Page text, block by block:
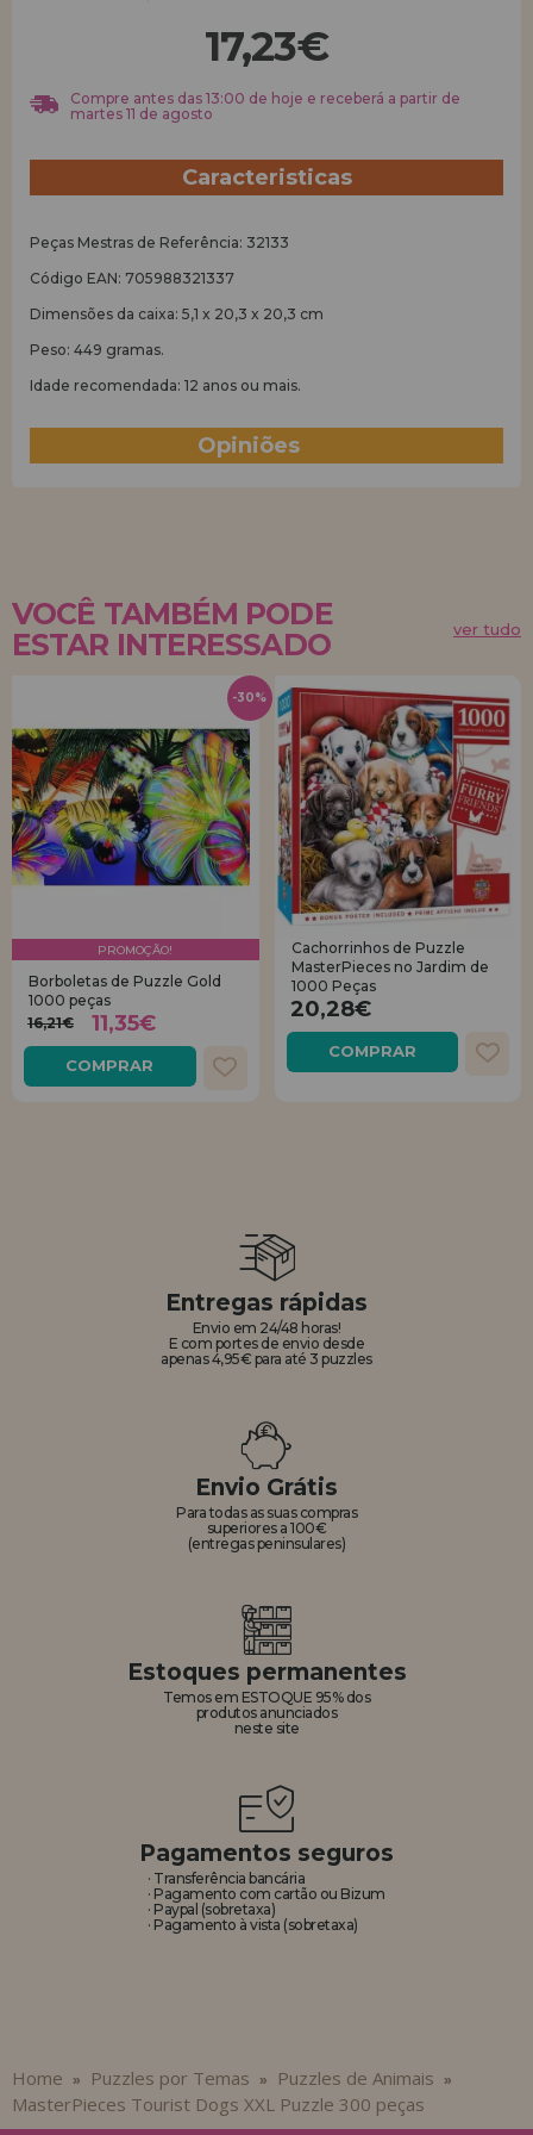
REGISTRO DE REVENDEDOR
17,23€
Compre antes das 13:00 de hoje e receberá a partir de
martes 11 de agosto
Caracteristicas
Peças Mestras de Referência: 32133
Código EAN: 705988321337
Dimensões da caixa: 5,1 x 20,3 x 20,3 cm
Peso: 449 gramas.
Idade recomendada: 12 anos ou mais.
Opiniões
VOCÊ TAMBÉM PODE
ESTAR INTERESSADO
ver tudo
PROMOÇÃO!
Borboletas de Puzzle Gold
1000 peças
16,21€
11,35€
COMPRAR
-30%
Cachorrinhos de Puzzle
MasterPieces no Jardim de
1000 Peças
20,28€
COMPRAR
Entregas rápidas
Envio em 24/48 horas!
E com portes de envio desde
apenas 4,95€ para até 3 puzzles
Envio Grátis
Para todas as suas compras
superiores a 100€
(entregas peninsulares)
Estoques permanentes
Temos em ESTOQUE 95% dos
produtos anunciados
neste site
Pagamentos seguros
· Transferência bancária
· Pagamento com cartão ou Bizum
· Paypal (sobretaxa)
· Pagamento à vista (sobretaxa)
Home » Puzzles por Temas » Puzzles de Animais »
MasterPieces Tourist Dogs XXL Puzzle 300 peças